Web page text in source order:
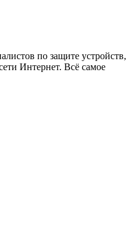
по защите устройств,
Интернет. Всё самое